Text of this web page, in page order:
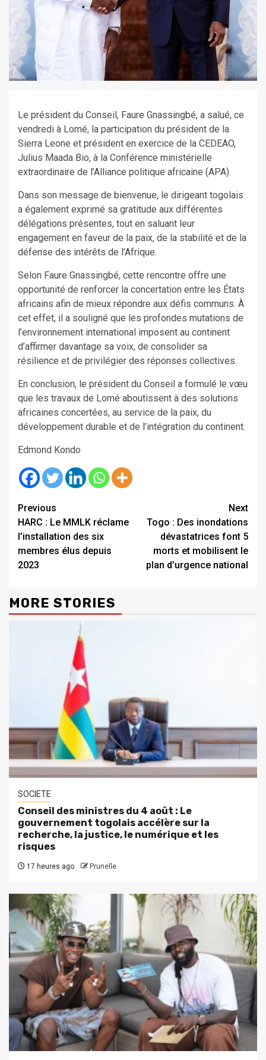
Le président du Conseil, Faure Gnassingbé, a salué, ce
vendredi à Lomé, la participation du président de la
Sierra Leone et président en exercice de la CEDEAO,
Julius Maada Bio, à la Conférence ministérielle
extraordinaire de l’Alliance politique africaine (APA).
Dans son message de bienvenue, le dirigeant togolais
a également exprimé sa gratitude aux différentes
délégations présentes, tout en saluant leur
engagement en faveur de la paix, de la stabilité et de la
défense des intérêts de l’Afrique.
Selon Faure Gnassingbé, cette rencontre offre une
opportunité de renforcer la concertation entre les États
africains afin de mieux répondre aux défis communs. À
cet effet, il a souligné que les profondes mutations de
l’environnement international imposent au continent
d’affirmer davantage sa voix, de consolider sa
résilience et de privilégier des réponses collectives.
En conclusion, le président du Conseil a formulé le vœu
que les travaux de Lomé aboutissent à des solutions
africaines concertées, au service de la paix, du
développement durable et de l’intégration du continent.
Edmond Kondo
Continue
Reading
Previous
HARC : Le MMLK réclame
l’installation des six
membres élus depuis
2023
Next
Togo : Des inondations
dévastatrices font 5
morts et mobilisent le
plan d’urgence national
MORE STORIES
SOCIETE
Conseil des ministres du 4 août : Le
gouvernement togolais accélère sur la
recherche, la justice, le numérique et les
risques
17 heures ago Prunelle